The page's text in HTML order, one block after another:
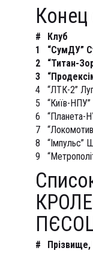
# Клуб
1
“СумДУ”
2
“Титан-
3
4
“ЛТК-2”
5
“Київ-НПУ”
6
“Планета-
7
8
“Імпульс”
9
# Прізвище,